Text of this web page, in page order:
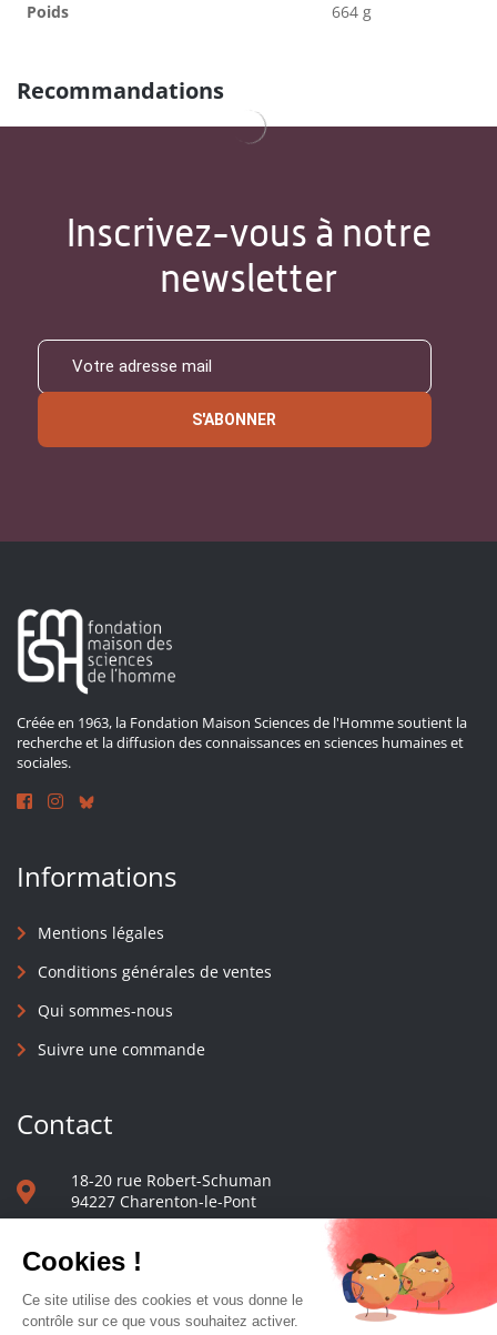
Poids 664 g
Recommandations
Inscrivez-vous à notre
newsletter
S'ABONNER
Créée en 1963, la Fondation Maison Sciences de l'Homme soutient la
recherche et la diffusion des connaissances en sciences humaines et
sociales.
Informations
Mentions légales
Conditions générales de ventes
Qui sommes-nous
Suivre une commande
Contact
18-20 rue Robert-Schuman
94227 Charenton-le-Pont